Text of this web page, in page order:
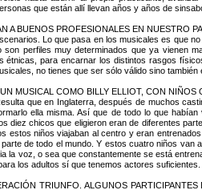
que están allí llevan años y años de
A BUENOS PROFESIONALES EN NUESTRO
Lo que pasa en los musicales es que
perfiles muy determinados que ya vienen
étnicas, para encarnar los distintos rasgos
no tienes que ser sólo válido sino
MUSICAL COMO BILLY ELLIOT, CON
que en Inglaterra, después de muchos
ella misma. Así que de todo lo que
diez chicos que eligieron eran de diferentes
estos niños viajaban al centro y eran
de todo el mundo. Y estos cuatro niños
la voz, o sea que constantemente se está
los adultos sí que tenemos actores suficientes.
TRIUNFO. ALGUNOS